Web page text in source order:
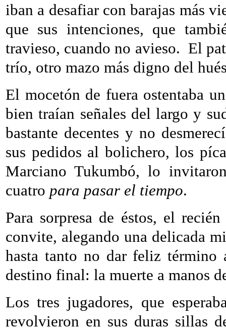
iban a desafiar con barajas más
que sus intenciones, que
travieso, cuando no avieso. El
trío, otro mazo más digno del
El mocetón de fuera ostentaba
bien traían señales del largo y
bastante decentes y no
sus pedidos al bolichero, los
Marciano Tukumbó, lo
cuatro para pasar el tiempo.
Para sorpresa de éstos, el
convite, alegando una delicada
hasta tanto no dar feliz término
destino final: la muerte a manos
Los tres jugadores, que
revolvieron en sus duras sillas